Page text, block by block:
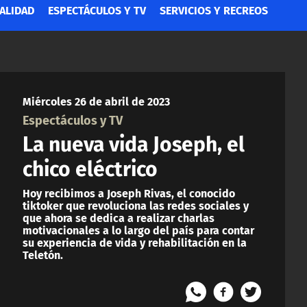
ESPECTÁCULOS Y TV SERVICIOS Y RECREOS
Miércoles 26 de abril de 2023
Espectáculos y TV
La nueva vida Joseph, el
chico eléctrico
Hoy recibimos a Joseph Rivas, el conocido
tiktoker que revoluciona las redes sociales y
que ahora se dedica a realizar charlas
motivacionales a lo largo del país para contar
su experiencia de vida y rehabilitación en la
Teletón.